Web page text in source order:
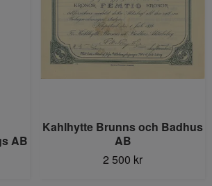
AB
Kahlhytte Brunns och Badhus
AB
2 500 kr